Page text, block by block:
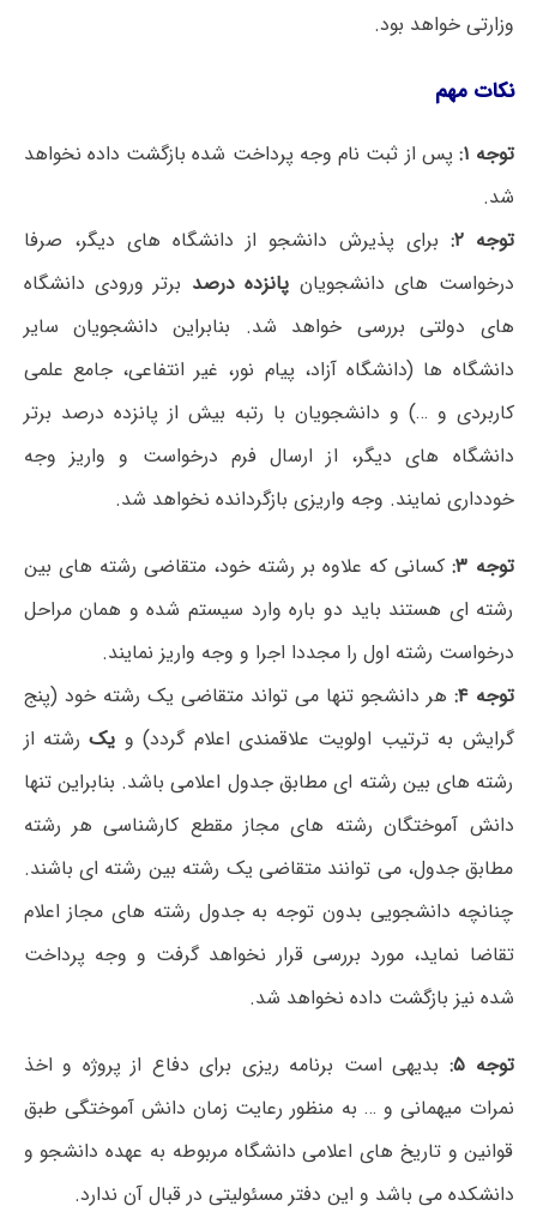
وزارتی خواهد بود.
نکات مهم
توجه ۱:پس از ثبت نام وجه پرداخت شده بازگشت داده نخواهد
شد.
توجه ۲:
برای پذیرش دانشجو از دانشگاه های دیگر، صرفا
درخواست های دانشجویان پانزده درصد برتر ورودی دانشگاه
های دولتی بررسی خواهد شد. بنابراین دانشجویان سایر
دانشگاه ها (دانشگاه آزاد، پیام نور، غیر انتفاعی، جامع علمی
کاربردی و …) و دانشجویان با رتبه بیش از پانزده درصد برتر
دانشگاه های دیگر، از ارسال فرم درخواست و واریز وجه
خودداری نمایند. وجه واریزی بازگردانده نخواهد شد.
توجه ۳:
کسانی که علاوه بر رشته خود، متقاضی رشته های بین
رشته ای هستند باید دو باره وارد سیستم شده و همان مراحل
درخواست رشته اول را مجددا اجرا و وجه واریز نمایند.
توجه۴: هر دانشجو تنها می تواند متقاضی یک رشته خود (پنج
گرایش به ترتیب اولویت علاقمندی اعلام گردد) و یک رشته از
رشته های بین رشته ای مطابق جدول اعلامی باشد. بنابراین تنها
دانش آموختگان رشته های مجاز مقطع کارشناسی هر رشته
مطابق جدول، می توانند متقاضی یک رشته بین رشته ای باشند.
چنانچه دانشجویی بدون توجه به جدول رشته های مجاز اعلام
تقاضا نماید، مورد بررسی قرار نخواهد گرفت و وجه پرداخت
شده نیز بازگشت داده نخواهد شد.
توجه ۵:
بدیهی است برنامه ریزی برای دفاع از پروژه و اخذ
نمرات میهمانی و … به منظور رعایت زمان دانش آموختگی طبق
قوانین و تاریخ های اعلامی دانشگاه مربوطه به عهده دانشجو و
دانشکده می باشد و این دفتر مسئولیتی در قبال آن ندارد.